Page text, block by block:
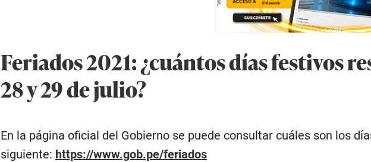
Feriados 2021: ¿cuántos días festivos
28 y 29 de julio?
En la página oficial del Gobierno se puede consultar cuáles son los
siguiente: https://www.gob.pe/feriados